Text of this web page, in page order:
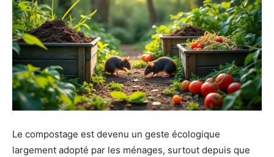
Le compostage est devenu un geste écologique
largement adopté par les ménages, surtout depuis que